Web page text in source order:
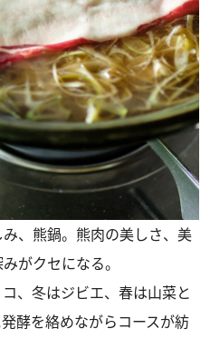
、熊鍋。熊肉の美しさ、美
がクセになる。
、冬はジビエ、春は山菜と
酵を絡めながらコースが紡